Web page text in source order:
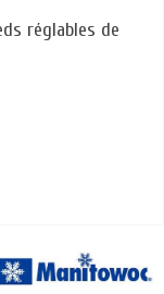
réglables de